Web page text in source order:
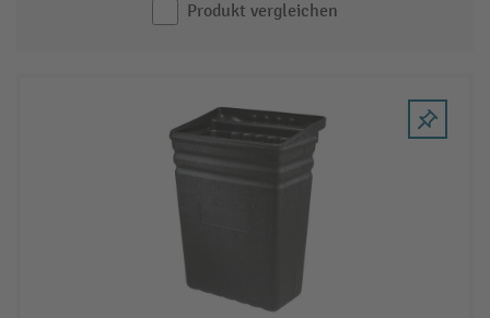
Produkt vergleichen